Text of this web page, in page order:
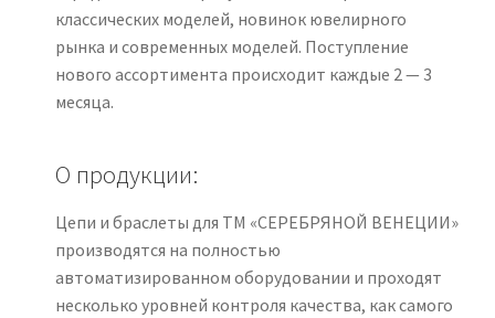
классических моделей, новинок ювелирного
рынка и современных моделей. Поступление
нового ассортимента происходит каждые 2 — 3
месяца.
О продукции:
Цепи и браслеты для ТМ «СЕРЕБРЯНОЙ ВЕНЕЦИИ»
производятся на полностью
автоматизированном оборудовании и проходят
несколько уровней контроля качества, как самого